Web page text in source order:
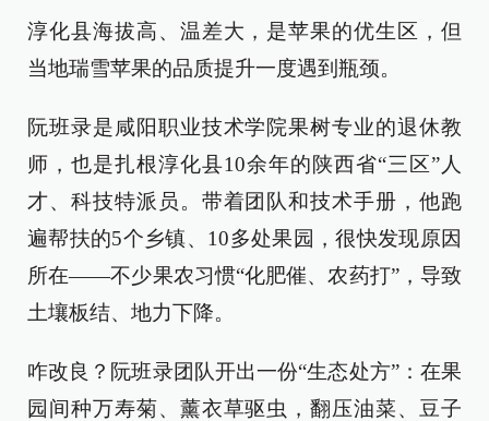
淳化县海拔高、温差大，是苹果的优生区，但
当地瑞雪苹果的品质提升一度遇到瓶颈。
阮班录是咸阳职业技术学院果树专业的退休教
师，也是扎根淳化县10余年的陕西省“三区”人
才、科技特派员。带着团队和技术手册，他跑
遍帮扶的5个乡镇、10多处果园，很快发现原因
所在——不少果农习惯“化肥催、农药打”，导致
土壤板结、地力下降。
咋改良？阮班录团队开出一份“生态处方”：在果
园间种万寿菊、薰衣草驱虫，翻压油菜、豆子